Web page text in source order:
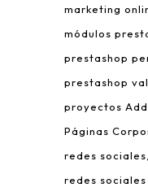
marketing
módulos
prestashop
prestashop
proyectos
Páginas
redes sociales
redes
C/ Leonardo da Vinci, 22.
Parque Tecnológico de
46980 Paterna – Valencia
info@addis.es
(+34) 96 134